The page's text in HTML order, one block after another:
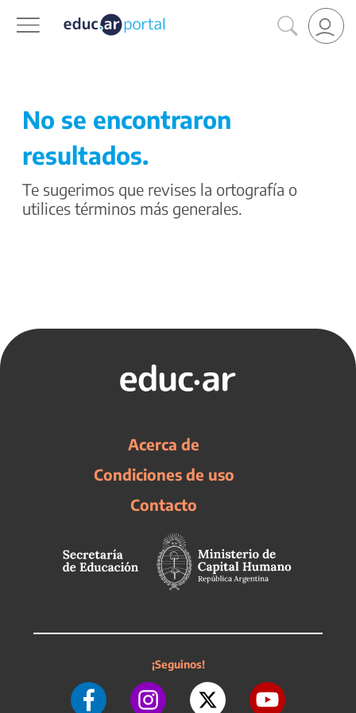
No se encontraron
resultados.
Te sugerimos que revises la ortografía o
utilices términos más generales.
Acerca de
Condiciones de uso
Contacto
¡Seguinos!